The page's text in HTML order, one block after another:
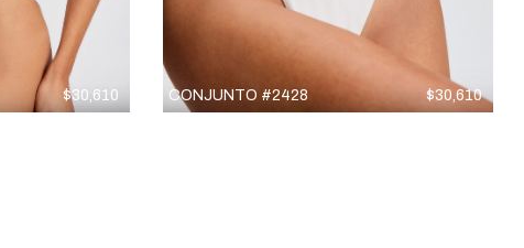
$30,610 CONJUNTO #2428 $30,610